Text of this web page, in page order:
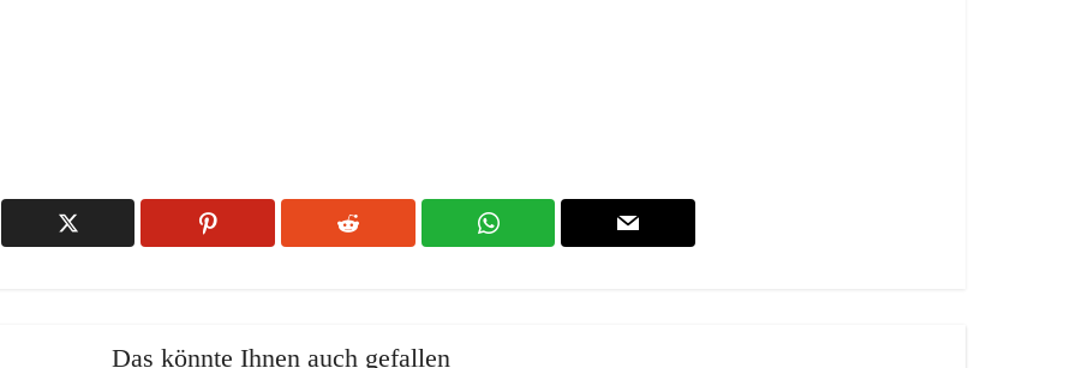
Das könnte Ihnen auch gefallen